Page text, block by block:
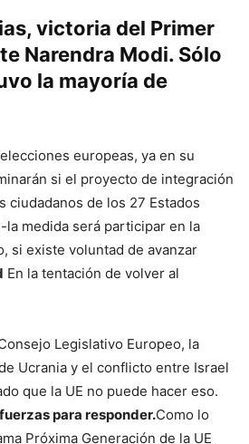
victoria del Primer
Narendra Modi. Sólo
la mayoría de
europeas, ya en su
si el proyecto de integración
ciudadanos de los 27 Estados
la medida será participar en la
si existe voluntad de avanzar
En la tentación de volver al
Legislativo Europeo, la
Ucrania y el conflicto entre Israel
que la UE no puede hacer eso.
para responder.Como lo
Próxima Generación de la UE